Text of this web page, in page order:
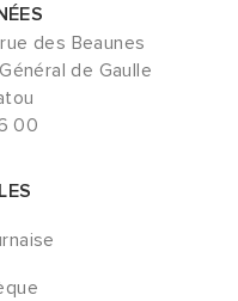
des Beaunes
de Gaulle
00